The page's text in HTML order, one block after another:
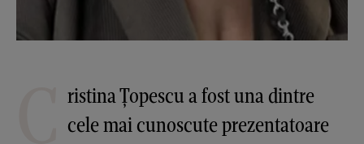
ristina Țopescu a fost una dintre
cele mai cunoscute prezentatoare